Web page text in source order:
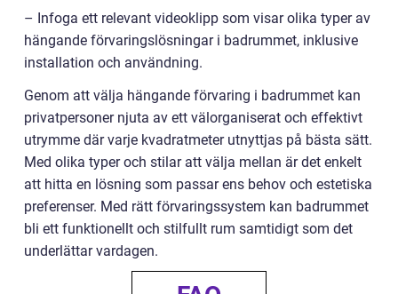
– Infoga ett relevant videoklipp som visar olika typer av
hängande förvaringslösningar i badrummet, inklusive
installation och användning.
Genom att välja hängande förvaring i badrummet kan
privatpersoner njuta av ett välorganiserat och effektivt
utrymme där varje kvadratmeter utnyttjas på bästa sätt.
Med olika typer och stilar att välja mellan är det enkelt
att hitta en lösning som passar ens behov och estetiska
preferenser. Med rätt förvaringssystem kan badrummet
bli ett funktionellt och stilfullt rum samtidigt som det
underlättar vardagen.